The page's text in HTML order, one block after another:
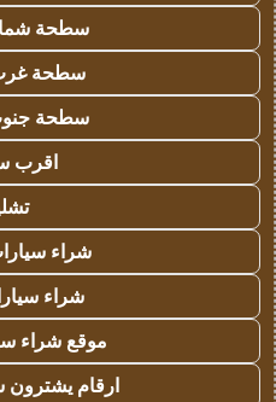
سطحة
سطحة
سطحة
اقرب
شراء
شراء
موقع شراء
ارقام يشترون